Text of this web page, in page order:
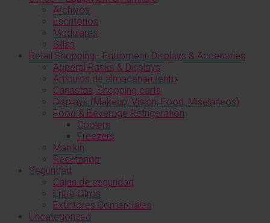
Archivos
Escritorios
Modulares
Sillas
Retail Shopping - Equipment, Displays & Accesories
Apperal Racks & Displays
Artículos de almacenamiento
Canastas, Shopping carts
Displays (Makeup, Vision, Food, Miselaneos)
Food & Beverage Refrigeration
Coolers
Freezers
Manikin
Recetarios
Seguridad
Cajas de seguridad
Entre Otros
Extintores Comerciales
Uncategorized